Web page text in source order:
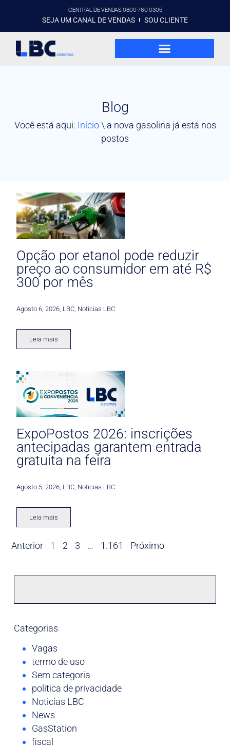
CENTRAL DE VENDAS 0800 760 0305
SEJA UM CANAL DE VENDAS SOU CLIENTE
Blog
Você está aqui: Início\ a nova gasolina já está nos
postos
Opção por etanol pode reduzir
preço ao consumidor em até R$
300 por mês
Agosto 6, 2026 LBC Noticias LBC
Leia mais
ExpoPostos 2026: inscrições
antecipadas garantem entrada
gratuita na feira
Agosto 5, 2026 LBC Noticias LBC
Leia mais
Anterior 1 2 3 … 1.161 Próximo
Categorias
Vagas
termo de uso
Sem categoria
politica de privacidade
Noticias LBC
News
GasStation
fiscal